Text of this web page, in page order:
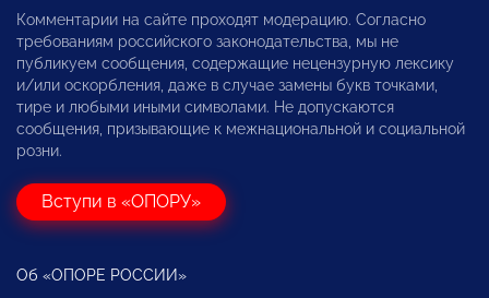
Комментарии на сайте проходят модерацию. Согласно
требованиям российского законодательства, мы не
публикуем сообщения, содержащие нецензурную лексику
и/или оскорбления, даже в случае замены букв точками,
тире и любыми иными символами. Не допускаются
сообщения, призывающие к межнациональной и социальной
розни.
Вступи в «ОПОРУ»
Об «ОПОРЕ РОССИИ»